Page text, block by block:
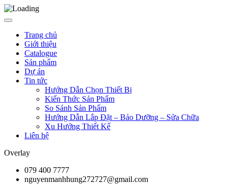
Trang chủ
Giới thiệu
Catalogue
Sản phẩm
Dự án
Tin tức
Hướng Dẫn Chọn Thiết Bị
Kiến Thức Sản Phẩm
So Sánh Sản Phẩm
Hướng Dẫn Lắp Đặt – Bảo Dưỡng – Sửa Chữa
Xu Hướng Thiết Kế
Liên hệ
Overlay
079 400 7777
nguyenmanhhung272727@gmail.com